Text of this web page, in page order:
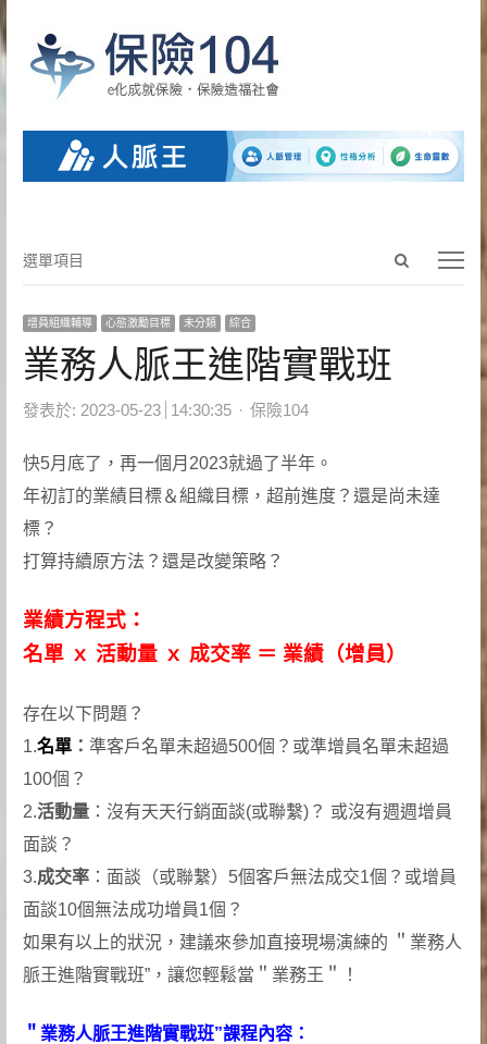
Open
search
選
項
目
選單項目
增員組織輔導 心態激勵目標 未分類 綜合
業務人脈王進階實戰班
發表於: 2023-05-23 14:30:35 Author
保險104
快5月底了，再一個月2023就過了半年。
年初訂的業績目標＆組織目標，超前進度？還是尚未達
標？
打算持續原方法？還是改變策略？
業績方程式：
名單 ｘ 活動量 ｘ 成交率 ＝ 業績（增員）
存在以下問題？
1.名單： 準客戶名單未超過500個？或準增員名單未超過
100個？
2.活動量：沒有天天行銷面談(或聯繫)？ 或沒有週週增員
面談？
3.成交率：面談（或聯繫）5個客戶無法成交1個？或增員
面談10個無法成功增員1個？
如果有以上的狀況，建議來參加直接現場演練的 ＂業務人
脈王進階實戰班”，讓您輕鬆當＂業務王＂！
＂業務人脈王進階實戰班”課程內容：